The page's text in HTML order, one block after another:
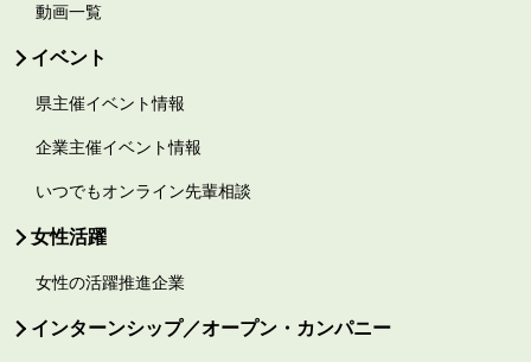
動画一覧
イベント
県主催イベント情報
企業主催イベント情報
いつでもオンライン先輩相談
女性活躍
女性の活躍推進企業
インターンシップ／オープン・カンパニー